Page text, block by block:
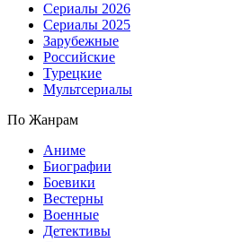
Сериалы 2026
Сериалы 2025
Зарубежные
Российские
Турецкие
Мультсериалы
По Жанрам
Аниме
Биографии
Боевики
Вестерны
Военные
Детективы